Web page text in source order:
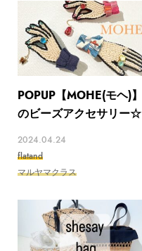
POPUP【MOHE(モヘ)】
のビーズアクセサリー☆
2024.04.24
flatand
マルヤマクラス